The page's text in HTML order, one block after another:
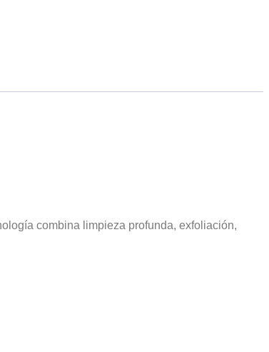
combina limpieza profunda, exfoliación,